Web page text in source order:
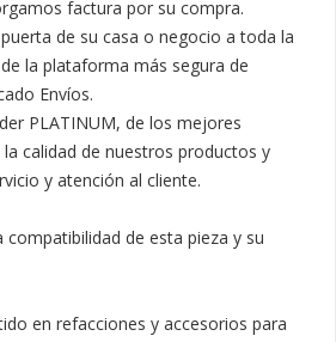
factura por su compra.
de su casa o negocio a toda la
la plataforma más segura de
Envíos.
PLATINUM, de los mejores
calidad de nuestros productos y
y atención al cliente.
compatibilidad de esta pieza y su
en refacciones y accesorios para